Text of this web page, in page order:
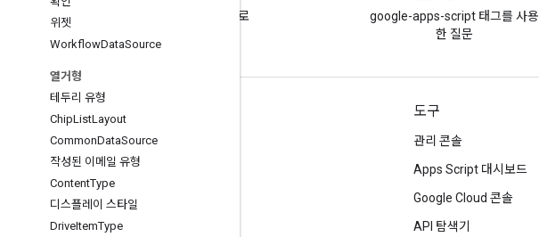
위젯
WorkflowDataSource
열거형
테두리 유형
ChipListLayout
CommonDataSource
작성된 이메일 유형
ContentType
디스플레이 스타일
DriveItemType
Google Workspace 개발자 블로
google-apps-script 태그를 사용
한 질문
개발자용 Google Workspace
플랫폼 개요
개발자 제품
출시 노트
개발자 지원
도구
관리 콘솔
Apps Script 대시보드
Google Cloud 콘솔
API 탐색기